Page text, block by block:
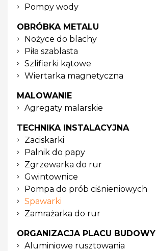
Pompy wody
OBRÓBKA METALU
Nożyce do blachy
Piła szablasta
Szlifierki kątowe
Wiertarka magnetyczna
MALOWANIE
Agregaty malarskie
TECHNIKA INSTALACYJNA
Zaciskarki
Palnik do papy
Zgrzewarka do rur
Gwintownice
Pompa do prób ciśnieniowych
Spawarki
Zamrażarka do rur
ORGANIZACJA PLACU BUDOWY
Aluminiowe rusztowania